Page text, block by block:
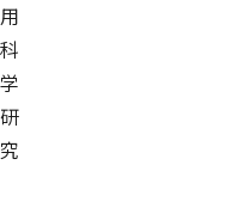
用
科
学
研
究